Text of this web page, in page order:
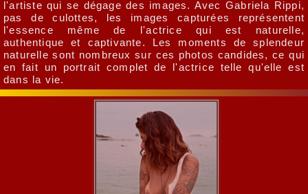
l'artiste qui se dégage des images. Avec Gabriela Rippi,
pas de culottes, les images capturées représentent
l'essence même de l'actrice qui est naturelle,
authentique et captivante. Les moments de splendeur
naturelle sont nombreux sur ces photos candides, ce qui
en fait un portrait complet de l'actrice telle qu'elle est
dans la vie.